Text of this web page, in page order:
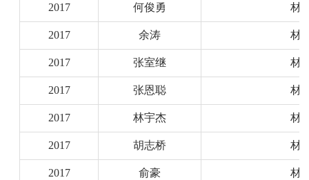
2017 何俊勇 材
2017 余涛 材
2017 张室继 材
2017 张恩聪 材
2017 林宇杰 材
2017 胡志桥 材
2017 俞豪 材